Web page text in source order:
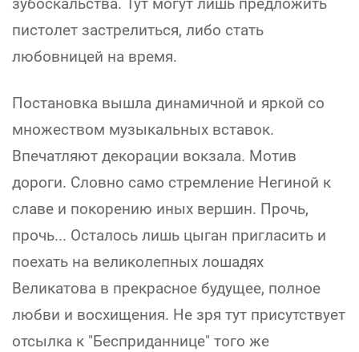
зубоскальства. Тут могут лишь предложить
пистолет застрелиться, либо стать
любовницей на время.
Постановка вышла динамичной и яркой со
множеством музыкальных вставок.
Впечатляют декорации вокзала. Мотив
дороги. Словно само стремление Негиной к
славе и покорению иных вершин. Прочь,
прочь... Осталось лишь цыган пригласить и
поехать на великолепных лошадях
Великатова в прекрасное будущее, полное
любви и восхищения. Не зря тут присутствует
отсылка к "Бесприданнице" того же